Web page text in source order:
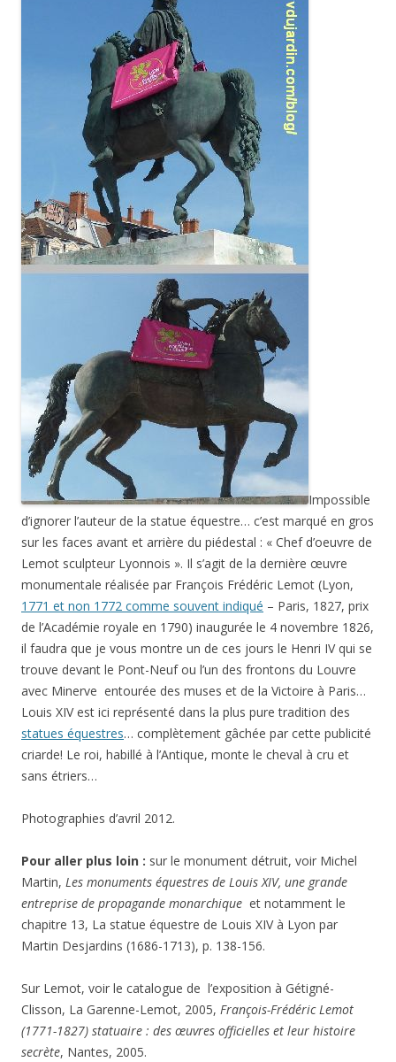
Impossible
d’ignorer l’auteur de la statue équestre… c’est marqué en gros
sur les faces avant et arrière du piédestal : « Chef d’oeuvre de
Lemot sculpteur Lyonnois ». Il s’agit de la dernière œuvre
monumentale réalisée par François Frédéric Lemot (Lyon,
1771 et non 1772 comme souvent indiqué – Paris, 1827, prix
de l’Académie royale en 1790) inaugurée le 4 novembre 1826,
il faudra que je vous montre un de ces jours le Henri IV qui se
trouve devant le Pont-Neuf ou l’un des frontons du Louvre
avec Minerve entourée des muses et de la Victoire à Paris…
Louis XIV est ici représenté dans la plus pure tradition des
statues équestres… complètement gâchée par cette publicité
criarde! Le roi, habillé à l’Antique, monte le cheval à cru et
sans étriers…
Photographies d’avril 2012.
Pour aller plus loin : sur le monument détruit, voir Michel
Martin, Les monuments équestres de Louis XIV, une grande
entreprise de propagande monarchique et notamment le
chapitre 13, La statue équestre de Louis XIV à Lyon par
Martin Desjardins (1686-1713), p. 138-156.
Sur Lemot, voir le catalogue de l’exposition à Gétigné-
Clisson, La Garenne-Lemot, 2005, François-Frédéric Lemot
(1771-1827) statuaire : des œuvres officielles et leur histoire
secrète, Nantes, 2005.